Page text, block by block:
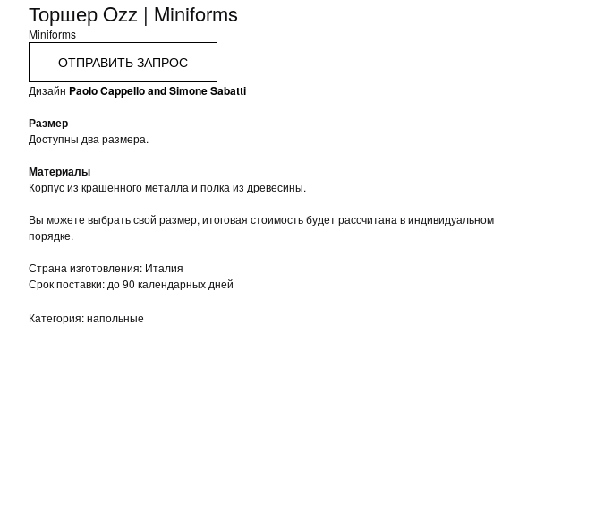
Торшер Ozz | Miniforms
Miniforms
ОТПРАВИТЬ ЗАПРОС
Дизайн Paolo Cappelloand Simone Sabatti
Размер
Доступны два размера.
Материалы
Корпус из крашенного металла и полка из древесины.
Вы можете выбрать свой размер, итоговая стоимость будет рассчитана в индивидуальном
порядке.
Страна изготовления: Италия
Срок поставки: до 90 календарных дней
Категория: напольные